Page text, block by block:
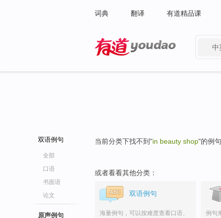
词典 翻译 有道精品课
中
双语例句
全部
口语
书面语
论文
原声例句
当前分类下找不到"in beauty shop"的例句
或者看看其他分类：
双语例句
海量例句，可以按难度查看口语、
例句